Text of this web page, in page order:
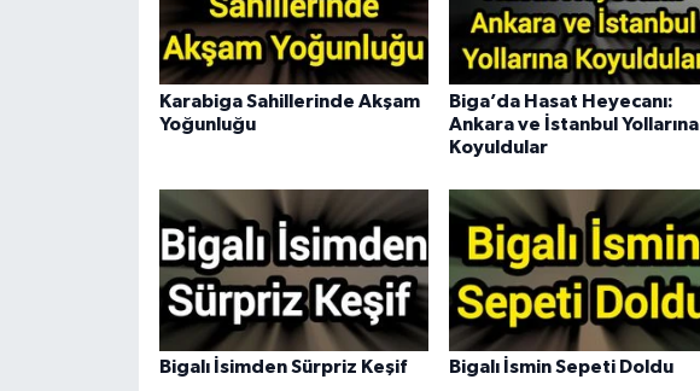
Karabiga Sahillerinde Akşam
Yoğunluğu
Biga’da Hasat Heyecanı:
Ankara ve İstanbul Yollarına
Koyuldular
Bigalı İsimden Sürpriz Keşif Bigalı İsmin Sepeti Doldu